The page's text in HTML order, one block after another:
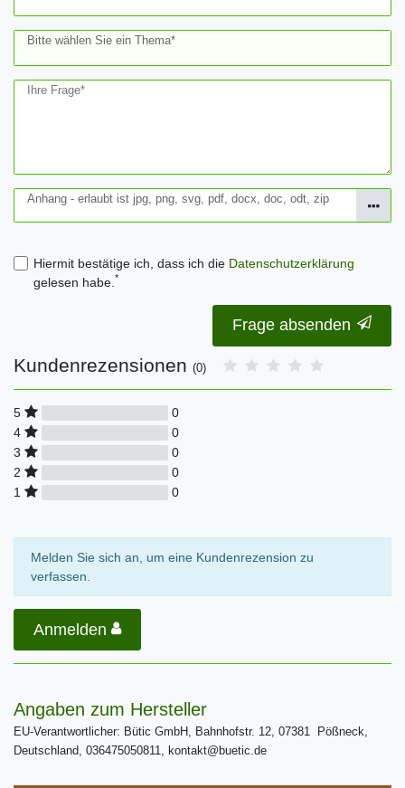
Bitte wählen Sie ein Thema*
Ihre Frage*
Anhang - erlaubt ist jpg, png, svg, pdf, docx, doc, odt, zip
Hiermit bestätige ich, dass ich die Daten­schutz­erklärung
gelesen habe. *
Frage absenden
Kundenrezensionen (0)
5
0
4
0
3
0
2
0
1
0
Melden Sie sich an, um eine Kundenrezension zu
verfassen.
Anmelden
Angaben zum Hersteller
EU-Verantwortlicher: Bütic GmbH, Bahnhofstr. 12, 07381 Pößneck,
Deutschland, 036475050811, kontakt@buetic.de